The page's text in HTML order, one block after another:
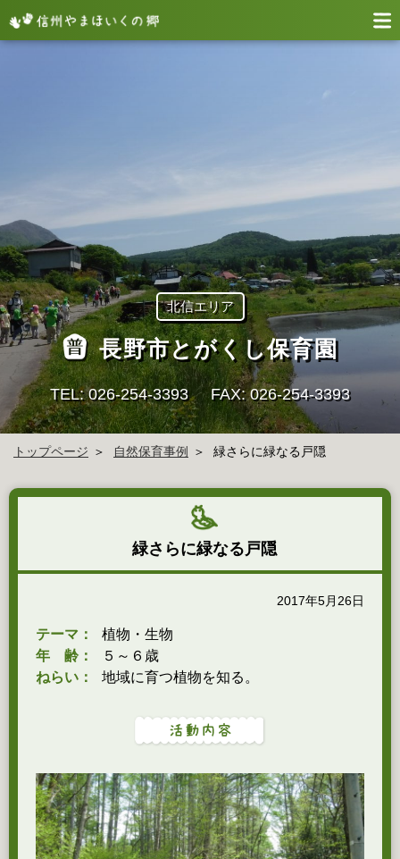
北信エリア
長野市とがくし保育園
TEL: 026-254-3393 FAX: 026-254-3393
トップページ 自然保育事例 緑さらに緑なる戸隠
緑さらに緑なる戸隠
2017年5月26日
テーマ：
植物・生物
年 齢：
５～６歳
ねらい：
地域に育つ植物を知る。